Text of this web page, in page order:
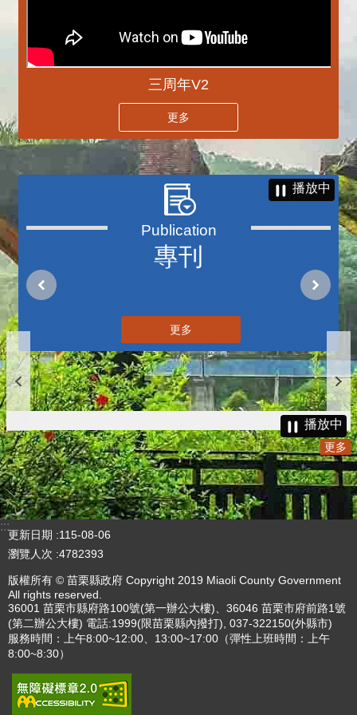
三周年V2
更多
專刊
播放中
更多
播放中
更多
:::
更新日期
115-08-06
瀏覽人次 4782393
版權所有 © 苗栗縣政府 Copyright 2019 Miaoli County Government
All rights reserved.
36001 苗栗市縣府路100號(第一辦公大樓)、36046 苗栗市府前路1號
(第二辦公大樓) 電話:1999(限苗栗縣內撥打), 037-322150(外縣市)
服務時間：上午8:00~12:00、13:00~17:00（彈性上班時間：上午
8:00~8:30）